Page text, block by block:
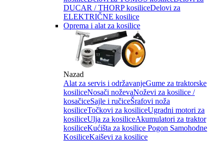
DUCAR / THORP kosiliceDelovi za
ELEKTRIČNE kosilice
Oprema i alat za kosilice
Nazad
Alat za servis i održavanjeGume za traktorske
kosiliceNosači noževaNoževi za kosilice /
kosačiceSajle i ručiceŠrafovi noža
kosiliceTočkovi za kosiliceUgradni motori za
kosiliceUlja za kosiliceAkumulatori za traktor
kosiliceKućišta za kosilice Pogon Samohodne
KosiliceKaiševi za kosilice